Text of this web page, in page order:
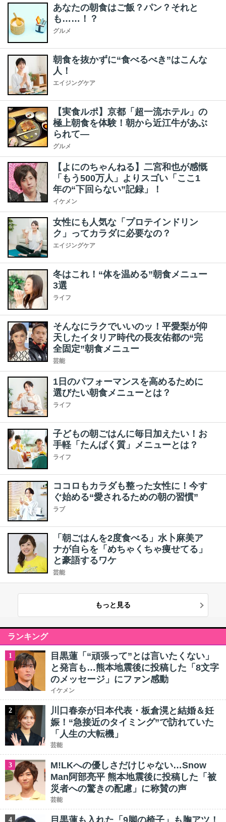
あなたの朝食はご飯？パン？それと
も……！？
グルメ
朝食を抜かずに“食べるべき”はこんな
人！
エイジングケア
【実食ルポ】京都「超一流ホテル」の
極上朝食を体験！朝から近江牛があぶ
られて―
グルメ
【よにのちゃんねる】二宮和也が感慨
「もう500万人」よりスゴい「ここ1
年の“下回らない”記録」！
イケメン
女性にも人気な「プロテインドリン
ク」ってカラダに必要なの？
エイジングケア
冬はこれ！“体を温める”朝食メニュー
3選
ライフ
そんなにラクでいいのッ！平愛梨が仰
天したイタリア時代の長友佑都の“完
全固定”朝食メニュー
芸能
1日のパフォーマンスを高めるために
選びたい朝食メニューとは？
ライフ
子どもの朝ごはんに毎日加えたい！お
手軽「たんぱく質」メニューとは？
ライフ
ココロもカラダも整った女性に！今す
ぐ始める“愛されるための朝の習慣”
ラブ
「朝ごはんを2度食べる」水卜麻美ア
ナが自らを「めちゃくちゃ痩せてる」
と豪語するワケ
芸能
もっと見る
ランキング
1
目黒蓮「“頑張って”とは言いたくない」
と発言も…熊本地震後に投稿した「8文字
のメッセージ」にファン感動
イケメン
2
川口春奈が日本代表・板倉滉と結婚＆妊
娠！“急接近のタイミング”で訪れていた
「人生の大転機」
芸能
3
M!LKへの優しさだけじゃない…Snow
Man阿部亮平 熊本地震後に投稿した「被
災者への驚きの配慮」に称賛の声
芸能
4 目黒蓮も入れた「9脚の椅子」も胸アツ！